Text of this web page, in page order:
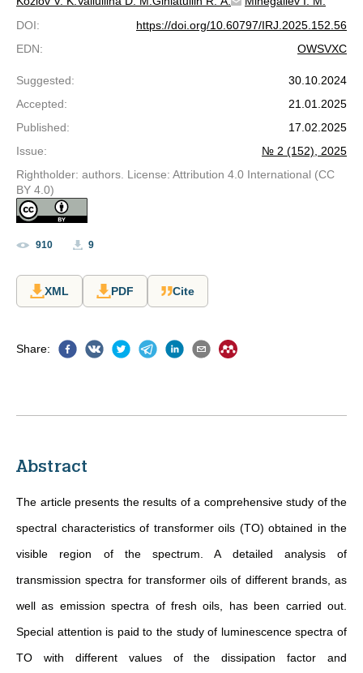
DOI:
https://doi.org/10.60797/IRJ.2025.152.56
EDN: OWSVXC
Suggested:
30.10.2024
Accepted:
21.01.2025
Published:
17.02.2025
Issue:
№ 2 (152), 2025
Rightholder: authors. License: Attribution 4.0 International (CC
BY 4.0)
910 9
XML PDF Cite
Share:
Abstract
The article presents the results of a comprehensive study of the
spectral characteristics of transformer oils (TO) obtained in the
visible region of the spectrum. A detailed analysis of
transmission spectra for transformer oils of different brands, as
well as emission spectra of fresh oils, has been carried out.
Special attention is paid to the study of luminescence spectra of
TO with different values of the dissipation factor and